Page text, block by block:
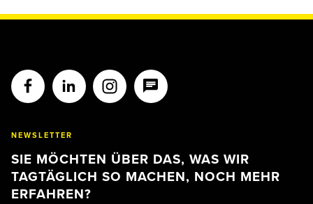
NEWSLETTER
SIE MÖCHTEN ÜBER DAS, WAS WIR
TAGTÄGLICH SO MACHEN, NOCH MEHR
ERFAHREN?